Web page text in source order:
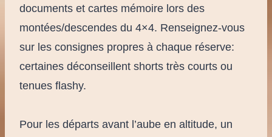
documents et cartes mémoire lors des
montées/descendes du 4×4. Renseignez-vous
sur les consignes propres à chaque réserve:
certaines déconseillent shorts très courts ou
tenues flashy.
Pour les départs avant l’aube en altitude, un